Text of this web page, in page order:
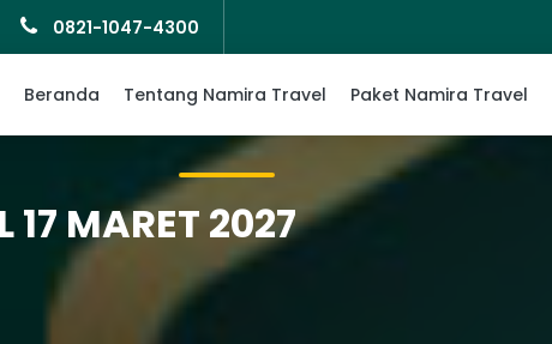
0821-1047-4300
Beranda Tentang Namira Travel Paket Namira Travel
17 MARET 2027